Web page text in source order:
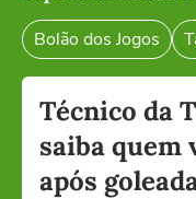
Bolão dos Jogos
Técnico da
saiba quem
após